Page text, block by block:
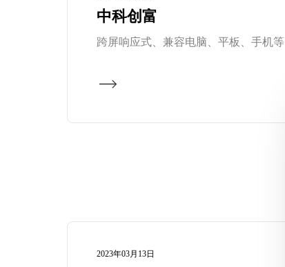
中科创富
跨屏响应式、兼容电脑、平板、手机等
2023年03月13日